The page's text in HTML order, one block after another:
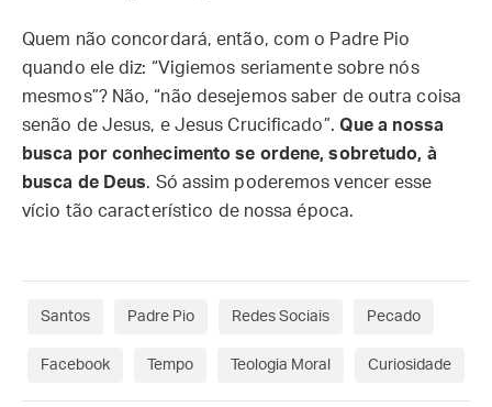
Quem não concordará, então, com o Padre Pio
quando ele diz: “Vigiemos seriamente sobre nós
mesmos”? Não, “não desejemos saber de outra coisa
senão de Jesus, e Jesus Crucificado”. Que a nossa
busca por conhecimento se ordene, sobretudo, à
busca de Deus. Só assim poderemos vencer esse
vício tão característico de nossa época.
Santos Padre Pio Redes Sociais Pecado
Facebook Tempo Teologia Moral Curiosidade